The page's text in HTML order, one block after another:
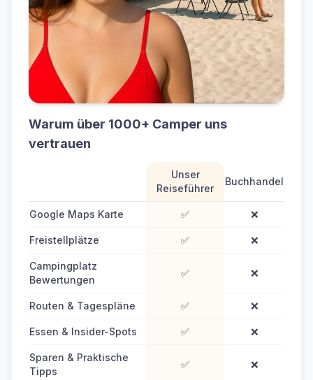
Warum über 1000+ Camper uns
vertrauen
Unser
Reiseführer
Buchhandel
Google Maps Karte ✅ ❌
Freistellplätze ✅ ❌
Campingplatz
Bewertungen
✅ ❌
Routen & Tagespläne ✅ ❌
Essen & Insider-Spots ✅ ❌
Sparen & Praktische
Tipps
✅ ❌